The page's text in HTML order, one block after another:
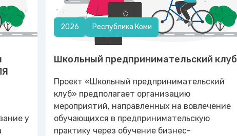
у
2026 Республика Коми
Школьный предпринимательский клуб
Проект «Школьный предпринимательский
клуб» предполагает организацию
мероприятий, направленных на вовлечение
обучающихся в предпринимательскую
практику через обучение бизнес-